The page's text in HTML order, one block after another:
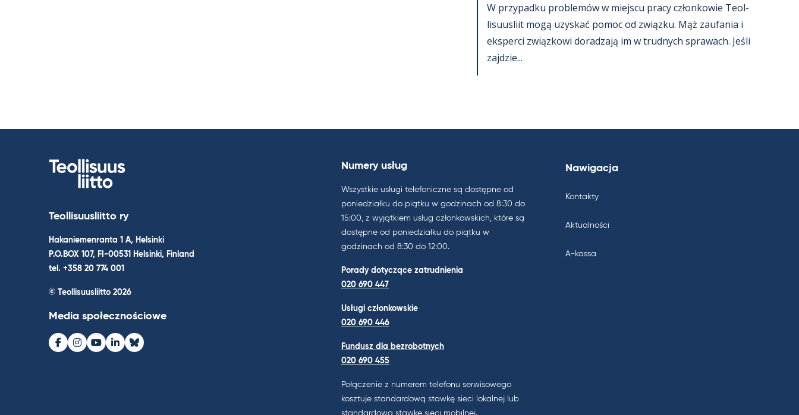
W przy­padku problemów w miejscu pracy człon­kowie Teol­
li­suus­liit mogą uzys­kać po­moc od związku. Mąż zau­fa­nia i
eks­perci związ­kowi do­radzają im w trud­nych sprawach. Jeśli
zajdzie...
Teollisuusliitto ry
Hakaniemenranta 1 A, Helsinki
P.O.BOX 107, FI-00531 Helsinki, Finland
tel. +358 20 774 001
© Teollisuusliitto 2026
Media społecznościowe
Facebook
Instagram
Youtube
LinkedInBluesky
Numery usług
Wszystkie usługi telefoniczne są dostępne od
poniedziałku do piątku w godzinach od 8:30 do
15:00, z wyjątkiem usług członkowskich, które są
dostępne od poniedziałku do piątku w
godzinach od 8:30 do 12:00.
Porady dotyczące zatrudnienia
020 690 447
Usługi członkowskie
020 690 446
Fundusz dla bezrobotnych
020 690 455
Połączenie z numerem telefonu serwisowego
kosztuje standardową stawkę sieci lokalnej lub
standardową stawkę sieci mobilnej.
Nawigacja
Kontakty
Aktualności
A-kassa